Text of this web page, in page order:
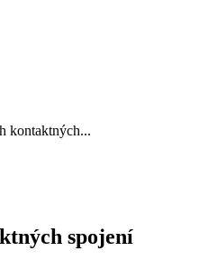
kontaktných...
spojení